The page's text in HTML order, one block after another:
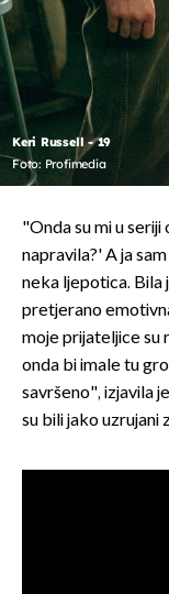
Keri Russell - 19
Foto: Profimedia
"Onda su mi u
napravila?' A ja
neka ljepotica.
pretjerano
moje prijateljice su
onda bi imale tu
savršeno", izjavila
su bili jako